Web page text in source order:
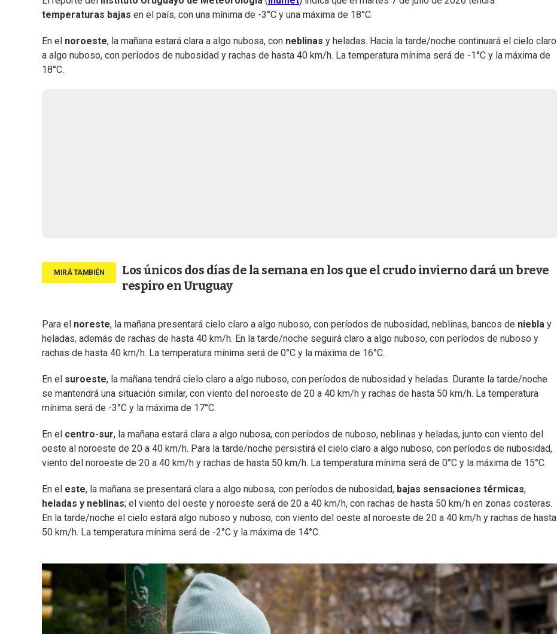
temperaturas bajas en el país, con una mínima de -3°C y una máxima de 18°C.
En el noroeste, la mañana estará clara a algo nubosa, con neblinas y heladas. Hacia la tarde/noche continuará el cielo claro
a algo nuboso, con períodos de nubosidad y rachas de hasta 40 km/h. La temperatura mínima será de -1°C y la máxima de
18°C.
Los únicos dos días de la semana en los que el crudo invierno dará un breve
respiro en Uruguay
Para el noreste, la mañana presentará cielo claro a algo nuboso, con períodos de nubosidad, neblinas, bancos de niebla y
heladas, además de rachas de hasta 40 km/h. En la tarde/noche seguirá claro a algo nuboso, con períodos de nuboso y
rachas de hasta 40 km/h. La temperatura mínima será de 0°C y la máxima de 16°C.
En el suroeste, la mañana tendrá cielo claro a algo nuboso, con períodos de nubosidad y heladas. Durante la tarde/noche
se mantendrá una situación similar, con viento del noroeste de 20 a 40 km/h y rachas de hasta 50 km/h. La temperatura
mínima será de -3°C y la máxima de 17°C.
En el centro-sur, la mañana estará clara a algo nubosa, con períodos de nuboso, neblinas y heladas, junto con viento del
oeste al noroeste de 20 a 40 km/h. Para la tarde/noche persistirá el cielo claro a algo nuboso, con períodos de nubosidad,
viento del noroeste de 20 a 40 km/h y rachas de hasta 50 km/h. La temperatura mínima será de 0°C y la máxima de 15°C.
En el este, la mañana se presentará clara a algo nubosa, con períodos de nubosidad, bajas sensaciones térmicas,
heladas y neblinas; el viento del oeste y noroeste será de 20 a 40 km/h, con rachas de hasta 50 km/h en zonas costeras.
En la tarde/noche el cielo estará algo nuboso y nuboso, con viento del oeste al noroeste de 20 a 40 km/h y rachas de hasta
50 km/h. La temperatura mínima será de -2°C y la máxima de 14°C.